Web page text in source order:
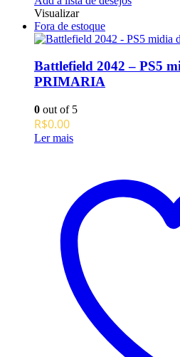
Visualizar
Fora de estoque
Battlefield 2042 – PS5
PRIMARIA
0 out of 5
R$0.00
Ler mais